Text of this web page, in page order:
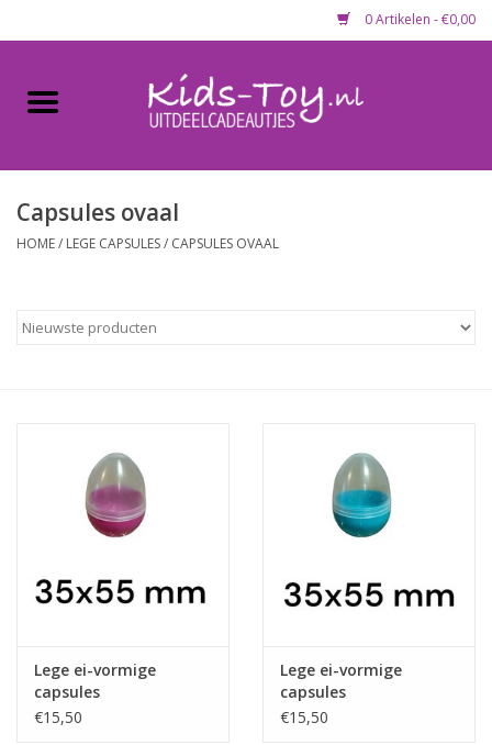
0 Artikelen - €0,00
Home
Gevulde capsules & mixen
Maandaanbieding
Speelgoedautomaten
Klein speelgoed
Capsules ovaal
HOME/ LEGE CAPSULES/ CAPSULES OVAAL
Lege ei-vormige
capsules
roze/transparant
€15,50
Lege ei-vormige
capsules
lichtblauw/transparant
€15,50